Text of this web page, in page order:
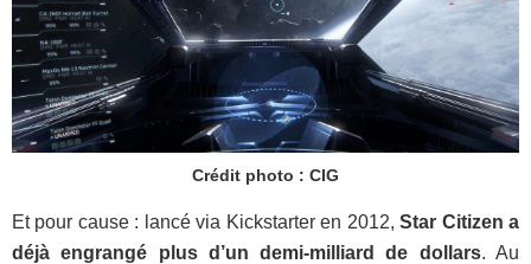
Crédit photo : CIG
Et pour cause : lancé via Kickstarter en 2012,Star Citizen a
déjà engrangé plus d’un demi-milliard de dollars. Au